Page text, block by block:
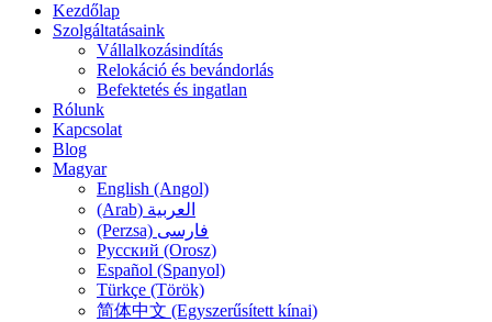
Kezdőlap
Szolgáltatásaink
Vállalkozásindítás
Relokáció és bevándorlás
Befektetés és ingatlan
Rólunk
Kapcsolat
Blog
Magyar
English (Angol)
(Arab) العربية
(Perzsa) فارسی
Русский (Orosz)
Español (Spanyol)
Türkçe (Török)
简体中文 (Egyszerűsített kínai)